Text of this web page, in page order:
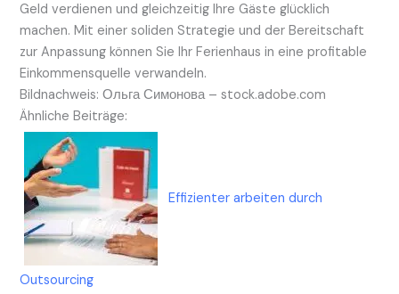
Geld verdienen und gleichzeitig Ihre Gäste glücklich
machen. Mit einer soliden Strategie und der Bereitschaft
zur Anpassung können Sie Ihr Ferienhaus in eine profitable
Einkommensquelle verwandeln.
Bildnachweis: Ольга Симонова– stock.adobe.com
Ähnliche Beiträge:
Effizienter arbeiten durch
Outsourcing